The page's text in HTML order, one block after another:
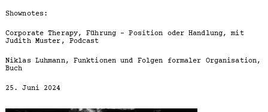
Shownotes:
Corporate Therapy, Führung - Position oder Handlung, mit
Judith Muster, Podcast
Niklas Luhmann, Funktionen und Folgen formaler Organisation,
Buch
25. Juni 2024